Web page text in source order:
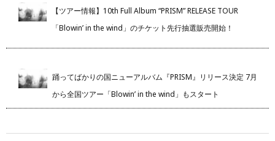
【ツアー情報】10th Full Album “PRISM” RELEASE TOUR
「Blowin’ in the wind」のチケット先行抽選販売開始！
踊ってばかりの国ニューアルバム『PRISM』リリース決定 7月
から全国ツアー「Blowin’ in the wind」もスタート